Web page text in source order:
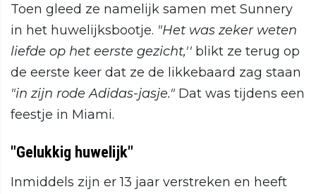
Toen gleed ze namelijk samen met Sunnery
in het huwelijksbootje. "Het was zeker weten
liefde op het eerste gezicht,'' blikt ze terug op
de eerste keer dat ze de likkebaard zag staan
"in zijn rode Adidas-jasje." Dat was tijdens een
feestje in Miami.
"Gelukkig huwelijk"
Inmiddels zijn er 13 jaar verstreken en heeft